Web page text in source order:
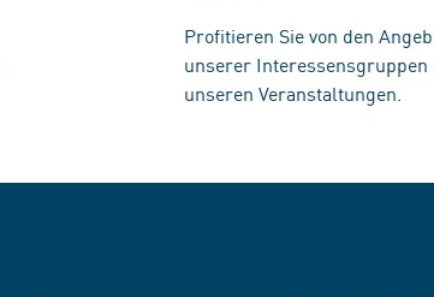
Profitieren Sie von den
unserer Interessensgruppen
unseren Veranstaltungen.